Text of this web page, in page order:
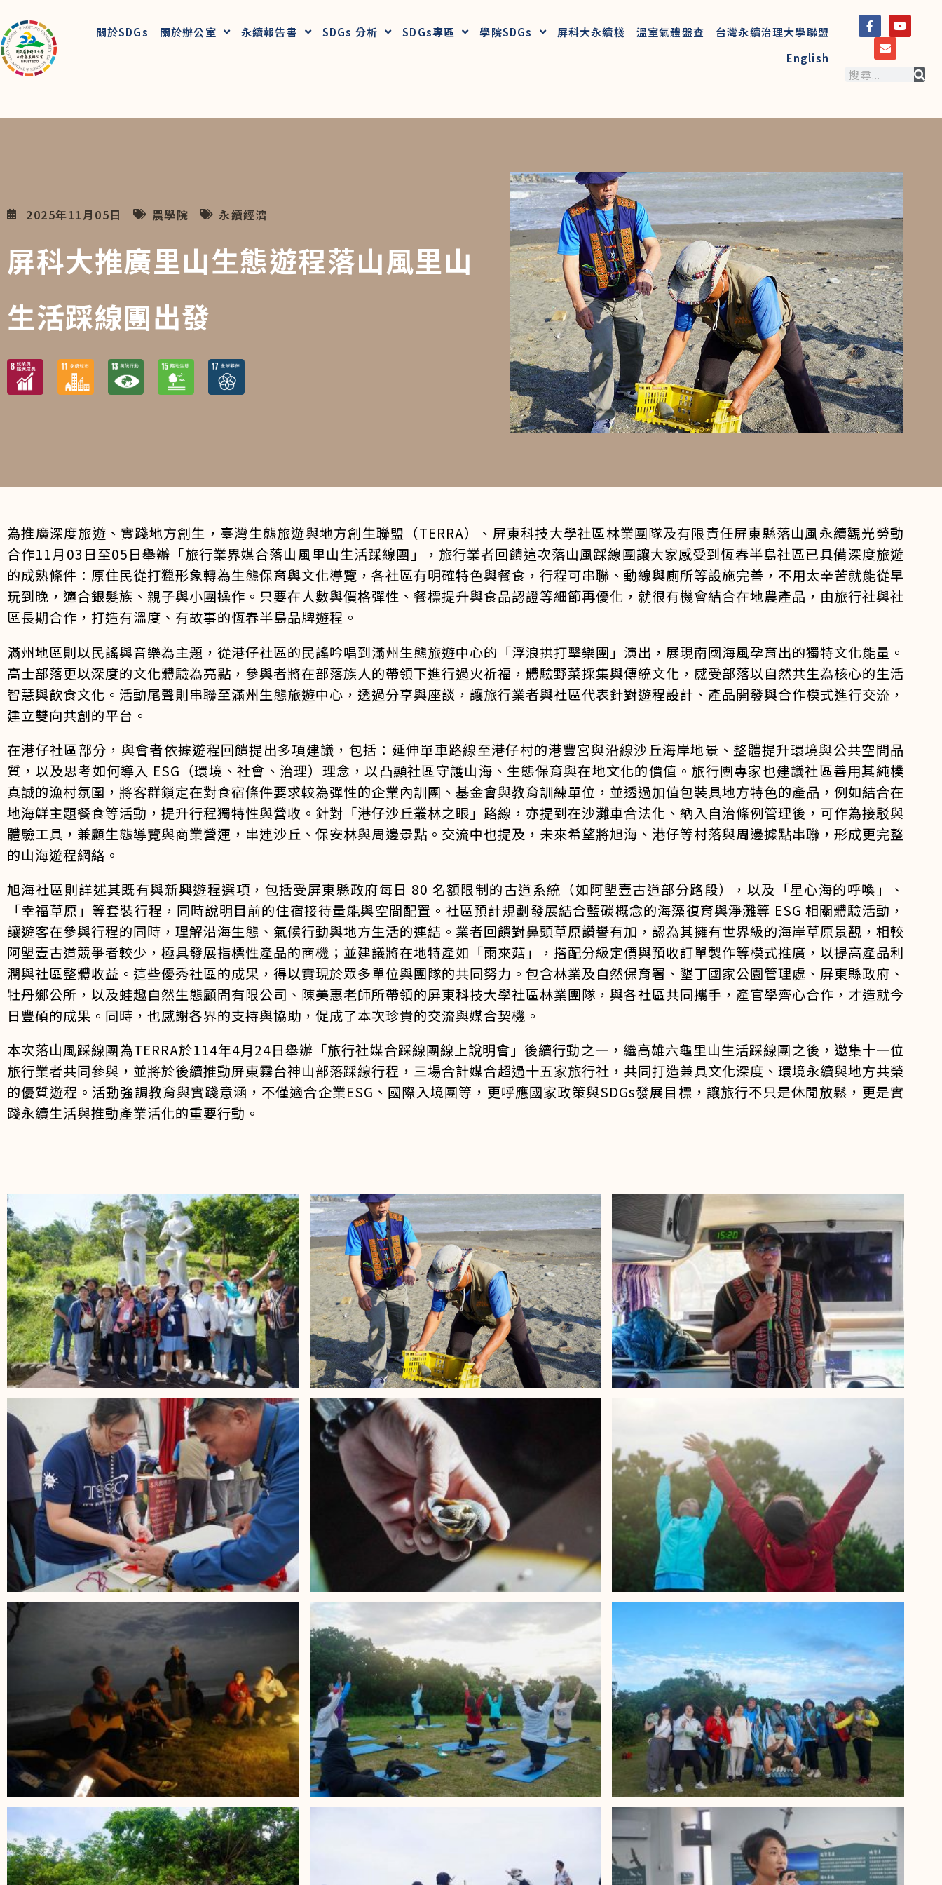
關於SDGs 關於辦公室 永續報告書 SDGs 分析 SDGs專區 學院SDGs 屏科大永續棧 溫室氣體盤查
台灣永續治理大學聯盟
English
2025年11月05日 農學院 永續經濟
屏科大推廣里山生態遊程落山風里山
生活踩線團出發
為推廣深度旅遊、實踐地方創生，臺灣生態旅遊與地方創生聯盟（TERRA）、屏東科技大學社區林業團隊及有限責任屏東縣落山風永續觀光勞動
合作11月03日至05日舉辦「旅行業界媒合落山風里山生活踩線團」，旅行業者回饋這次落山風踩線團讓大家感受到恆春半島社區已具備深度旅遊
的成熟條件：原住民從打獵形象轉為生態保育與文化導覽，各社區有明確特色與餐食，行程可串聯、動線與廁所等設施完善，不用太辛苦就能從早
玩到晚，適合銀髮族、親子與小團操作。只要在人數與價格彈性、餐標提升與食品認證等細節再優化，就很有機會結合在地農產品，由旅行社與社
區長期合作，打造有溫度、有故事的恆春半島品牌遊程。
滿州地區則以民謠與音樂為主題，從港仔社區的民謠吟唱到滿州生態旅遊中心的「浮浪拱打擊樂團」演出，展現南國海風孕育出的獨特文化能量。
高士部落更以深度的文化體驗為亮點，參與者將在部落族人的帶領下進行過火祈福，體驗野菜採集與傳統文化，感受部落以自然共生為核心的生活
智慧與飲食文化。活動尾聲則串聯至滿州生態旅遊中心，透過分享與座談，讓旅行業者與社區代表針對遊程設計、產品開發與合作模式進行交流，
建立雙向共創的平台。
在港仔社區部分，與會者依據遊程回饋提出多項建議，包括：延伸單車路線至港仔村的港豐宮與沿線沙丘海岸地景、整體提升環境與公共空間品
質，以及思考如何導入 ESG（環境、社會、治理）理念，以凸顯社區守護山海、生態保育與在地文化的價值。旅行團專家也建議社區善用其純樸
真誠的漁村氛圍，將客群鎖定在對食宿條件要求較為彈性的企業內訓團、基金會與教育訓練單位，並透過加值包裝具地方特色的產品，例如結合在
地海鮮主題餐食等活動，提升行程獨特性與營收。針對「港仔沙丘叢林之眼」路線，亦提到在沙灘車合法化、納入自治條例管理後，可作為接駁與
體驗工具，兼顧生態導覽與商業營運，串連沙丘、保安林與周邊景點。交流中也提及，未來希望將旭海、港仔等村落與周邊據點串聯，形成更完整
的山海遊程網絡。
旭海社區則詳述其既有與新興遊程選項，包括受屏東縣政府每日 80 名額限制的古道系統（如阿塱壹古道部分路段），以及「星心海的呼喚」、
「幸福草原」等套裝行程，同時說明目前的住宿接待量能與空間配置。社區預計規劃發展結合藍碳概念的海藻復育與淨灘等 ESG 相關體驗活動，
讓遊客在參與行程的同時，理解沿海生態、氣候行動與地方生活的連結。業者回饋對鼻頭草原讚譽有加，認為其擁有世界級的海岸草原景觀，相較
阿塱壹古道競爭者較少，極具發展指標性產品的商機；並建議將在地特產如「雨來菇」，搭配分級定價與預收訂單製作等模式推廣，以提高產品利
潤與社區整體收益。這些優秀社區的成果，得以實現於眾多單位與團隊的共同努力。包含林業及自然保育署、墾丁國家公園管理處、屏東縣政府、
牡丹鄉公所，以及蛙趣自然生態顧問有限公司、陳美惠老師所帶領的屏東科技大學社區林業團隊，與各社區共同攜手，產官學齊心合作，才造就今
日豐碩的成果。同時，也感謝各界的支持與協助，促成了本次珍貴的交流與媒合契機。
本次落山風踩線團為TERRA於114年4月24日舉辦「旅行社媒合踩線團線上說明會」後續行動之一，繼高雄六龜里山生活踩線團之後，邀集十一位
旅行業者共同參與，並將於後續推動屏東霧台神山部落踩線行程，三場合計媒合超過十五家旅行社，共同打造兼具文化深度、環境永續與地方共榮
的優質遊程。活動強調教育與實踐意涵，不僅適合企業ESG、國際入境團等，更呼應國家政策與SDGs發展目標，讓旅行不只是休閒放鬆，更是實
踐永續生活與推動產業活化的重要行動。